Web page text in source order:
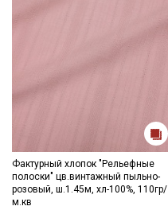
Фактурный хлопок "Рельефные
полоски" цв.винтажный пыльно-
розовый, ш.1.45м, хл-100%, 110гр/
м.кв